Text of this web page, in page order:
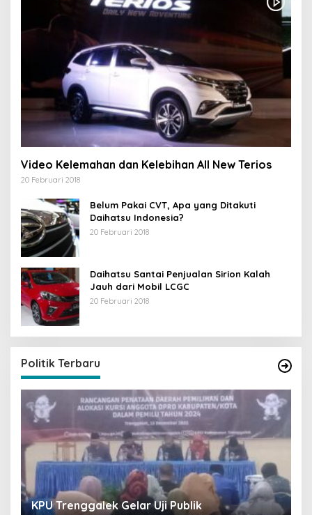
Video Kelemahan dan Kelebihan All New Terios
20 Februari 2018
Belum Pakai CVT, Apa yang Ditakuti
Daihatsu Indonesia?
20 Februari 2018
Daihatsu Santai Penjualan Sirion Kalah
Jauh dari Mobil LCGC
20 Februari 2018
Politik Terbaru
KPU Trenggalek Gelar Uji Publik